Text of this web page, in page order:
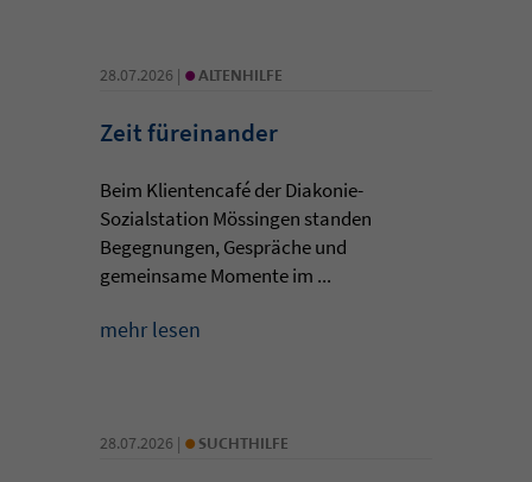
28.07.2026 | • ALTENHILFE
Zeit füreinander
Beim Klientencafé der Diakonie-
Sozialstation Mössingen standen
Begegnungen, Gespräche und
gemeinsame Momente im ...
mehr lesen
28.07.2026 | • SUCHTHILFE